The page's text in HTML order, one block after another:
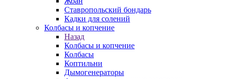
Ставропольский бондарь
Кадки для солений
Колбасы и копчение
Назад
Колбасы и копчение
Колбасы
Коптильни
Дымогенераторы